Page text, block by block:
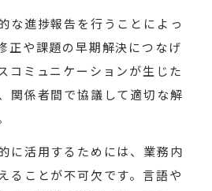
な進捗報告を行うことによっ
正や課題の早期解決につなげ
コミュニケーションが生じた
関係者間で協議して適切な解
に活用するためには、業務内
ることが不可欠です。言語や